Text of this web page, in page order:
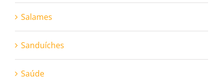
Salames
Sanduíches
Saúde